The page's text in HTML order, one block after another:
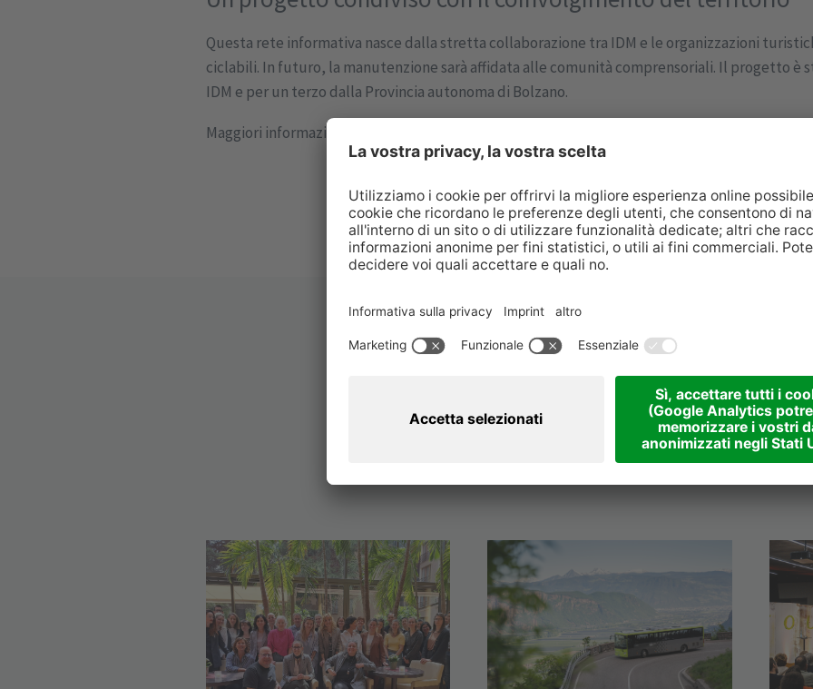
Questa rete informativa nasce dalla stretta collaborazione tra IDM e le organizzazioni
ciclabili. In futuro, la manutenzione sarà affidata alle comunità comprensoriali. Il progetto è
IDM e per un terzo dalla Provincia autonoma di Bolzano.
Maggiori informazioni sono disponibili nel nostro
Sempre ben
Articoli correlati